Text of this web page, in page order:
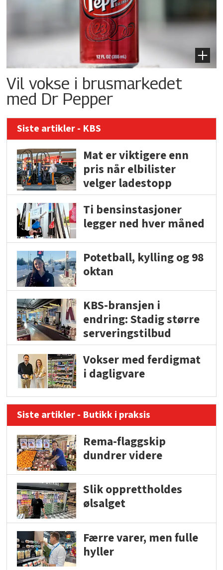
Vil vokse i brusmarkedet
med Dr Pepper
Siste artikler - KBS
Mat er viktigere enn
pris når elbilister
velger ladestopp
Ti bensinstasjoner
legger ned hver måned
Potetball, kylling og 98
oktan
KBS-bransjen i
endring: Stadig større
serveringstilbud
Vokser med ferdigmat
i dagligvare
Siste artikler - Butikk i praksis
Rema-flaggskip
dundrer videre
Slik opprettholdes
ølsalget
Færre varer, men fulle
hyller